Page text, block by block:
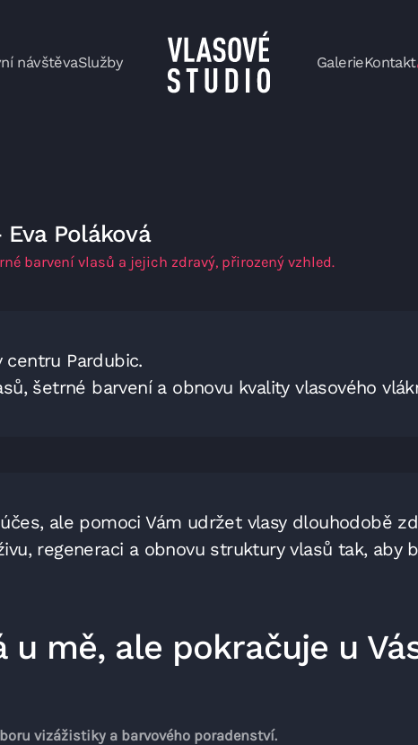
návštěvaSlužby GalerieKontakt
Poláková
barvení vlasů a jejich zdravý, přirozený vzhled.
Pardubic.
šetrné barvení a obnovu kvality vlasového
ale pomoci Vám udržet vlasy dlouhodobě
regeneraci a obnovu struktury vlasů tak, aby
u mě, ale pokračuje u
vizážistiky a barvového poradenství.